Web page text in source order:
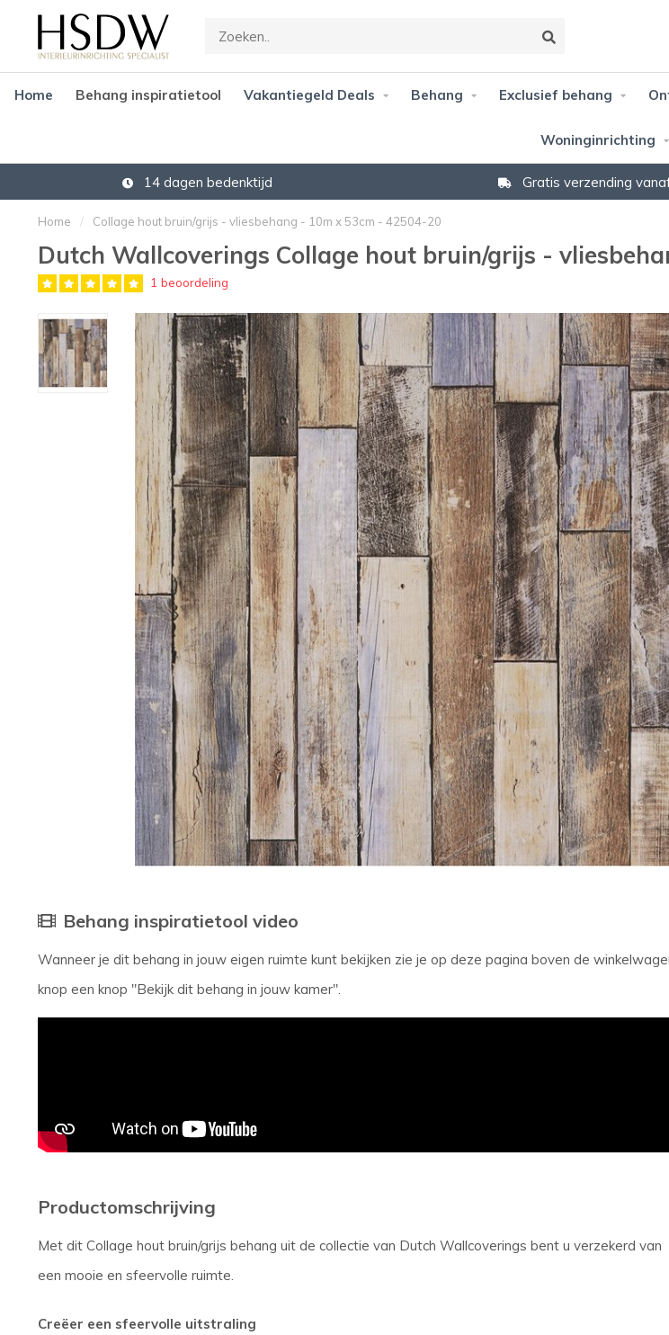
Home Behang inspiratietool Vakantiegeld Deals Behang Exclusief behang
Woninginrichting
14 dagen bedenktijd Gratis verzending
Home / Collage hout bruin/grijs - vliesbehang - 10m x 53cm - 42504-20
Dutch Wallcoverings Collage hout bruin/grijs -
1 beoordeling
Behang inspiratietool video
Wanneer je dit behang in jouw eigen ruimte kunt bekijken zie je op deze pagina boven de
knop een knop "Bekijk dit behang in jouw kamer".
Productomschrijving
Met dit Collage hout bruin/grijs behang uit de collectie van Dutch Wallcoverings bent u verzekerd van
een mooie en sfeervolle ruimte.
Creëer een sfeervolle uitstraling